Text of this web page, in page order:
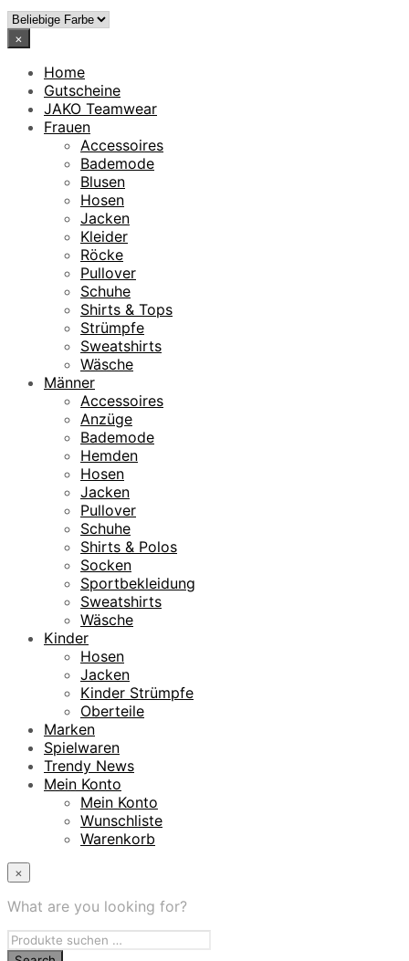
×
Home
Gutscheine
JAKO Teamwear
Frauen
Accessoires
Bademode
Blusen
Hosen
Jacken
Kleider
Röcke
Pullover
Schuhe
Shirts & Tops
Strümpfe
Sweatshirts
Wäsche
Männer
Accessoires
Anzüge
Bademode
Hemden
Hosen
Jacken
Pullover
Schuhe
Shirts & Polos
Socken
Sportbekleidung
Sweatshirts
Wäsche
Kinder
Hosen
Jacken
Kinder Strümpfe
Oberteile
Marken
Spielwaren
Trendy News
Mein Konto
Mein Konto
Wunschliste
Warenkorb
×
What are you looking for?